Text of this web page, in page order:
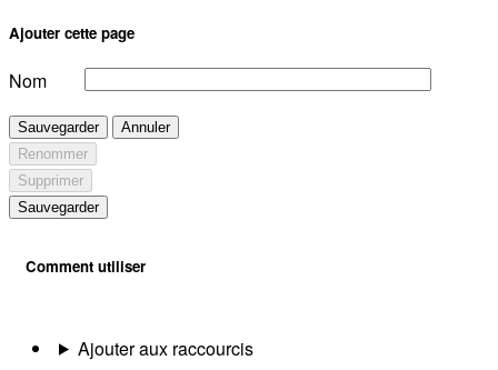
Ajouter cette page
Nom
Sauvegarder
Annuler
Renommer
Supprimer
Sauvegarder
Comment utiliser
Ajouter aux raccourcis